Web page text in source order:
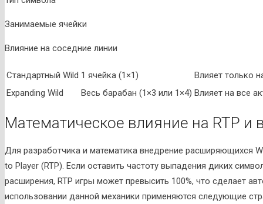
Занимаемые ячейки
Влияние на соседние линии
Стандартный Wild 1 ячейка (1×1)
Влияет только
Expanding Wild
Весь барабан (1×3 или 1×4) Влияет на все
Математическое влияние на RTP и
Для разработчика и математика внедрение расширяющихся
to Player (RTP). Если оставить частоту выпадения диких
расширения, RTP игры может превысить 100%, что сделает
использовании данной механики применяются следующие